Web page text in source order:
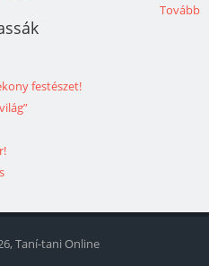
Tovább
festészet!
Taní-tani Online